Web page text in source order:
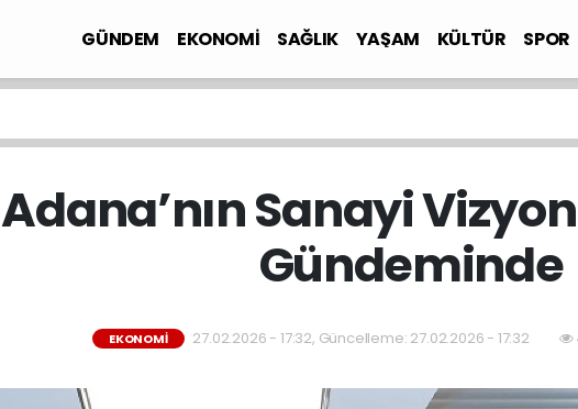
GÜNDEM EKONOMİ SAĞLIK YAŞAM KÜLTÜR SPOR
Adana’nın Sanayi
Gündeminde
EKONOMİ 27.02.2026 - 17:32, Güncelleme: 27.02.2026 - 17:32